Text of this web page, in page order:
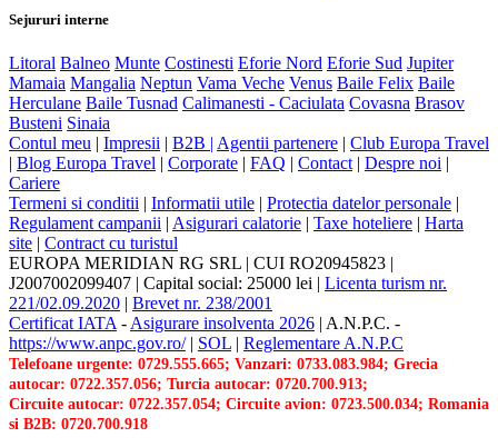
Sejururi interne
Litoral Balneo Munte Costinesti Eforie Nord Eforie Sud Jupiter
Mamaia Mangalia Neptun Vama Veche Venus Baile Felix Baile
Herculane Baile Tusnad Calimanesti - Caciulata Covasna Brasov
Busteni Sinaia
Contul meu | Impresii | B2B | Agentii partenere | Club Europa Travel
| Blog Europa Travel | Corporate | FAQ | Contact | Despre noi |
Cariere
Termeni si conditii | Informatii utile | Protectia datelor personale |
Regulament campanii | Asigurari calatorie | Taxe hoteliere | Harta
site | Contract cu turistul
EUROPA MERIDIAN RG SRL | CUI RO20945823 |
J2007002099407 | Capital social: 25000 lei | Licenta turism nr.
221/02.09.2020 | Brevet nr. 238/2001
Certificat IATA - Asigurare insolventa 2026 | A.N.P.C. -
https://www.anpc.gov.ro/| SOL | Reglementare A.N.P.C
Telefoane urgente: 0729.555.665; Vanzari: 0733.083.984; Grecia
autocar: 0722.357.056; Turcia autocar: 0720.700.913;
Circuite autocar: 0722.357.054; Circuite avion: 0723.500.034; Romania
si B2B: 0720.700.918